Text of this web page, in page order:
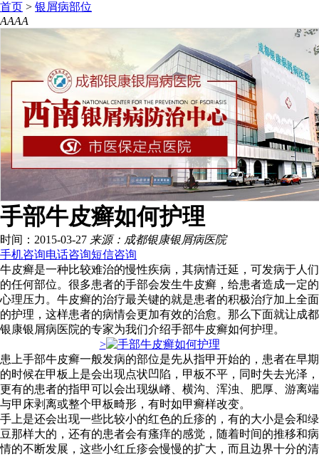
首页 > 银屑病部位
AAAA
手部牛皮癣如何护理
时间：2015-03-27 来源：成都银康银屑病医院
手机咨询电话咨询短信咨询
牛皮癣是一种比较难治的慢性疾病，其病情迁延，可发病于人们
的任何部位。很多患者的手部会发生牛皮癣，给患者造成一定的
心理压力。牛皮癣的治疗最关键的就是患者的积极治疗加上全面
的护理，这样患者的病情会更加有效的治愈。那么下面就让成都
银康银屑病医院的专家为我们介绍手部牛皮癣如何护理。
>
患上手部牛皮癣一般发病的部位是先从指甲开始的，患者在早期
的时候在甲板上是会出现点状凹陷，甲板不平，同时失去光泽，
更有的患者的指甲可以会出现纵嵴、横沟、浑浊、肥厚、游离端
与甲床剥离或整个甲板畸形，有时如甲癣样改变。
手上是还会出现一些比较小的红色的丘疹的，有的大小是会和绿
豆那样大的，还有的患者会有瘙痒的感觉，随着时间的推移和病
情的不断发展，这些小红丘疹会慢慢的扩大，而且边界十分的清